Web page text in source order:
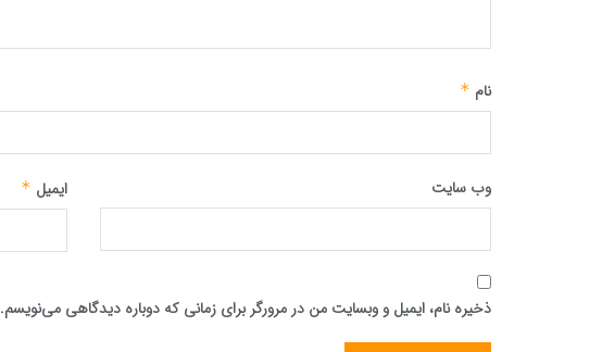
نام *
ایمیل * وب‌ سایت
ذخیره نام، ایمیل و وبسایت من در مرورگر برای زمانی که دوباره دیدگاهی می‌نویسم.